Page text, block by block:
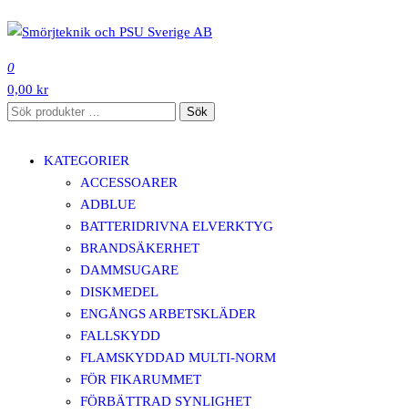
till
innehåll
0
0,00 kr
Sök
Sök
KATEGORIER
ACCESSOARER
ADBLUE
BATTERIDRIVNA ELVERKTYG
BRANDSÄKERHET
DAMMSUGARE
DISKMEDEL
ENGÅNGS ARBETSKLÄDER
FALLSKYDD
FLAMSKYDDAD MULTI-NORM
FÖR FIKARUMMET
FÖRBÄTTRAD SYNLIGHET